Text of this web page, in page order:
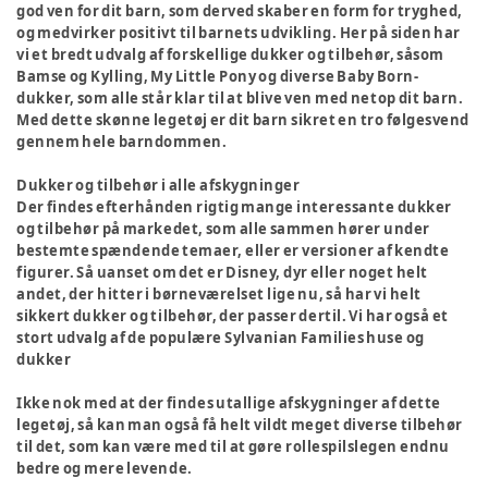
god ven for dit barn, som derved skaber en form for tryghed,
og medvirker positivt til barnets udvikling. Her på siden har
vi et bredt udvalg af forskellige dukker og tilbehør, såsom
Bamse og Kylling, My Little Pony og diverse Baby Born-
dukker, som alle står klar til at blive ven med netop dit barn.
Med dette skønne legetøj er dit barn sikret en tro følgesvend
gennem hele barndommen.
Dukker og tilbehør i alle afskygninger
Der findes efterhånden rigtig mange interessante dukker
og tilbehør på markedet, som alle sammen hører under
bestemte spændende temaer, eller er versioner af kendte
figurer. Så uanset om det er Disney, dyr eller noget helt
andet, der hitter i børneværelset lige nu, så har vi helt
sikkert dukker og tilbehør, der passer dertil. Vi har også et
stort udvalg af de populære Sylvanian Families huse og
dukker
Ikke nok med at der findes utallige afskygninger af dette
legetøj, så kan man også få helt vildt meget diverse tilbehør
til det, som kan være med til at gøre rollespilslegen endnu
bedre og mere levende.